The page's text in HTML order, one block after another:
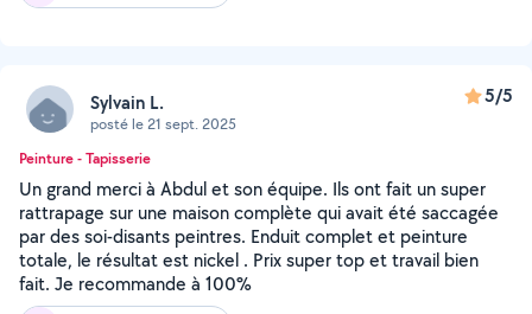
Sylvain L.
posté le 21 sept. 2025
5/5
Peinture - Tapisserie
Un grand merci à Abdul et son équipe. Ils ont fait un super
rattrapage sur une maison complète qui avait été saccagée
par des soi-disants peintres. Enduit complet et peinture
totale, le résultat est nickel . Prix super top et travail bien
fait. Je recommande à 100%